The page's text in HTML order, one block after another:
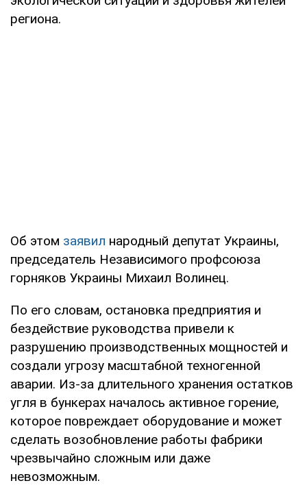
региона.
Об этом заявил народный депутат Украины,
председатель Независимого профсоюза
горняков Украины Михаил Волинец.
По его словам, остановка предприятия и
бездействие руководства привели к
разрушению производственных мощностей и
создали угрозу масштабной техногенной
аварии. Из-за длительного хранения остатков
угля в бункерах началось активное горение,
которое повреждает оборудование и может
сделать возобновление работы фабрики
чрезвычайно сложным или даже
невозможным.